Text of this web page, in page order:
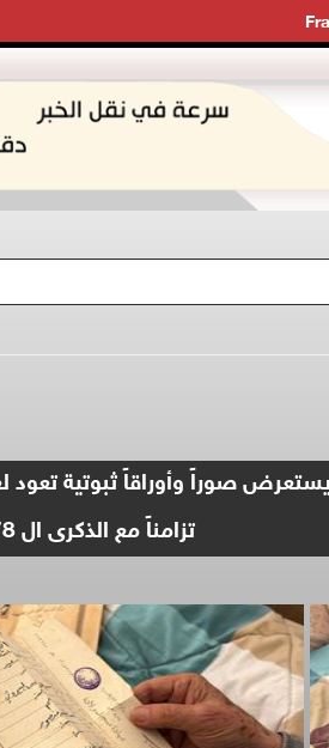
محمد سعيد البيروتي( 92 عاماً) يستعرض
تزامناً مع الذكرى ال 78 للنكبة